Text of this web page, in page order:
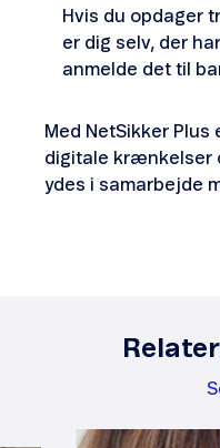
Hvis du opdager
er dig selv, der
anmelde det til
Med NetSikker
digitale krænkelser
ydes i samarbejde